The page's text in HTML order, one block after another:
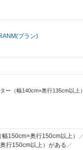
ブラン)
ー（幅140cm×奥行135cm以上）
150cm×奥行150cm以上）
行150cm以上）がある